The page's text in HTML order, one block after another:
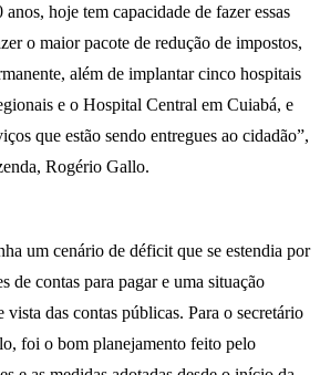
hoje tem capacidade de fazer essas
o maior pacote de redução de impostos,
além de implantar cinco hospitais
e o Hospital Central em Cuiabá, e
que estão sendo entregues ao cidadão”,
Rogério Gallo.
um cenário de déficit que se estendia por
de contas para pagar e uma situação
das contas públicas. Para o secretário
foi o bom planejamento feito pelo